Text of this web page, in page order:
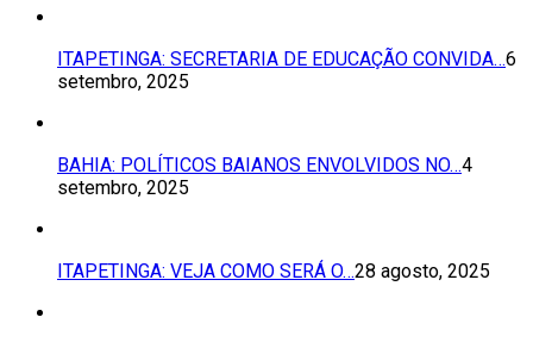
ITAPETINGA: SECRETARIA DE EDUCAÇÃO CONVIDA…6
setembro, 2025
BAHIA: POLÍTICOS BAIANOS ENVOLVIDOS NO…4
setembro, 2025
ITAPETINGA: VEJA COMO SERÁ O…28 agosto, 2025